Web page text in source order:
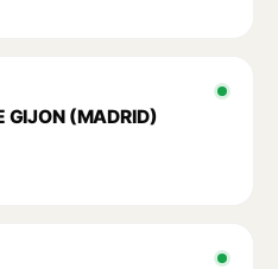
GIJON (MADRID)